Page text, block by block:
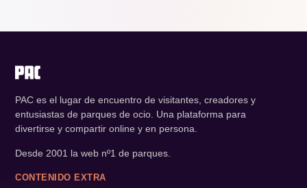
PAC es el lugar de encuentro de visitantes, creadores y
entusiastas de parques de ocio. Una plataforma para
divertirse y compartir online y en persona.
Desde 2001 la web nº1 de parques.
CONTENIDO EXTRA